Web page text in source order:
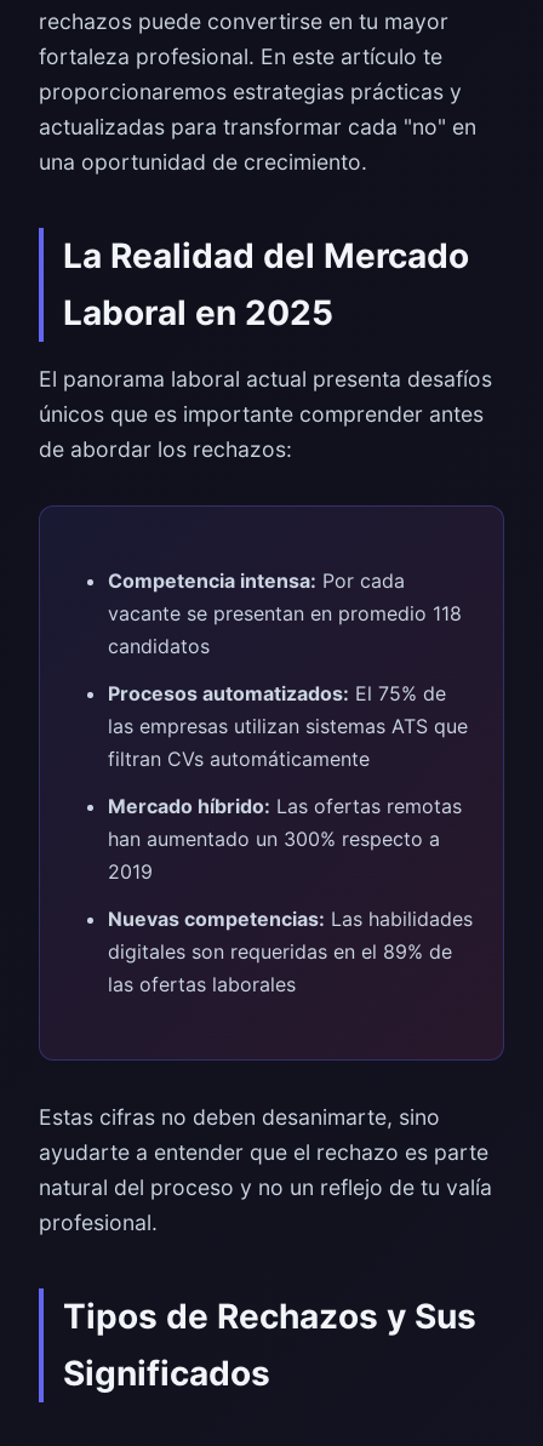
rechazos puede convertirse en tu mayor
fortaleza profesional. En este artículo te
proporcionaremos estrategias prácticas y
actualizadas para transformar cada "no" en
una oportunidad de crecimiento.
La Realidad del Mercado
Laboral en 2025
El panorama laboral actual presenta desafíos
únicos que es importante comprender antes
de abordar los rechazos:
Competencia intensa: Por cada
vacante se presentan en promedio 118
candidatos
Procesos automatizados: El 75% de
las empresas utilizan sistemas ATS que
filtran CVs automáticamente
Mercado híbrido: Las ofertas remotas
han aumentado un 300% respecto a
2019
Nuevas competencias: Las habilidades
digitales son requeridas en el 89% de
las ofertas laborales
Estas cifras no deben desanimarte, sino
ayudarte a entender que el rechazo es parte
natural del proceso y no un reflejo de tu valía
profesional.
Tipos de Rechazos y Sus
Significados